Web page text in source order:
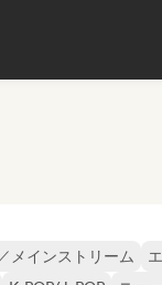
メインストリーム